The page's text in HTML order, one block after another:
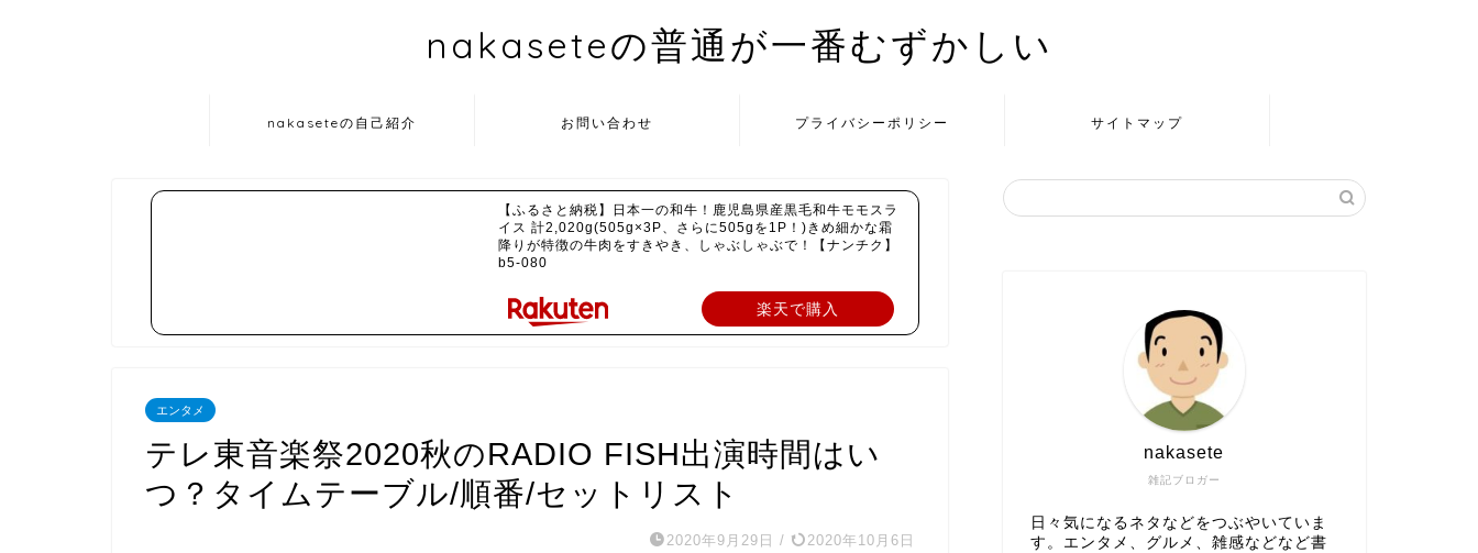
nakaseteの普通が一番むずかしい
nakaseteの自己紹介 お問い合わせ プライバシーポリシー サイトマップ
【ふるさと納税】日本一の和牛！鹿児島県産黒毛和牛モモスラ
イス 計2,020g(505g×3P、さらに505gを1P！)きめ細かな霜
降りが特徴の牛肉をすきやき、しゃぶしゃぶで！【ナンチク】
b5-080
楽天で購入
エンタメ
テレ東音楽祭2020秋のRADIO FISH出演時間はい
つ？タイムテーブル/順番/セットリスト
2020年9月29日 / 2020年10月6日
雑記ブロガー
nakasete
日々気になるネタなどをつぶやいていま
す。エンタメ、グルメ、雑感などなど書